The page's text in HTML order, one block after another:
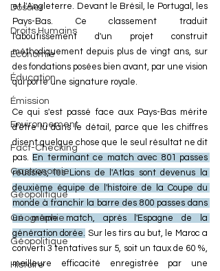
Dossier
Droits Humains
Économie
Éducation
Émission
Environnement
Fact-Checking
Gastronomie
Géopolitique
Géographie
Géopolitique
Histoire
et l'Angleterre. Devant le Brésil, le Portugal, les
Pays-Bas. Ce classement traduit
l'aboutissement d'un projet construit
méthodiquement depuis plus de vingt ans, sur
des fondations posées bien avant, par une vision
qui porte une signature royale.
Ce qui s'est passé face aux Pays-Bas mérite
d'être lu dans le détail, parce que les chiffres
disent quelque chose que le seul résultat ne dit
pas. En terminant ce match avec 801 passes
réussies, les Lions de l'Atlas sont devenus la
deuxième équipe de l'histoire de la Coupe du
monde à franchir la barre des 800 passes dans
un même match, après l'Espagne de la
génération dorée. Sur les tirs au but, le Maroc a
converti 3 tentatives sur 5, soit un taux de 60 %,
meilleure efficacité enregistrée par une